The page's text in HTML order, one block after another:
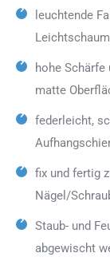
leuchtende
hohe
matte
federleicht,
fix und fertig
Nägel/
Staub- und
abgewischt